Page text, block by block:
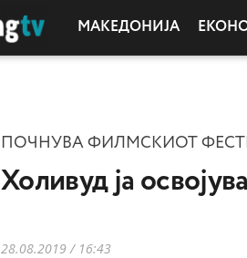
МАКЕДОНИЈА
ПОЧНУВА ФИЛМСКИОТ
Холивуд ја
28.08.2019 / 16:43